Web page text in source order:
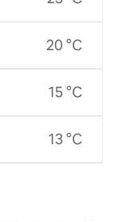
20 °C
15 °C
13 °C